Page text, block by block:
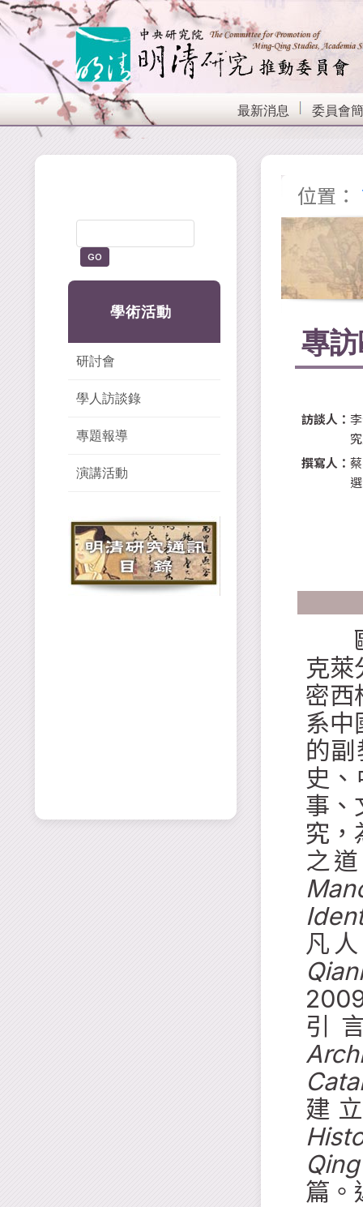
最新消息 委員會
學術活動
研討會
學人訪談錄
專題報導
演講活動
位置：
專
訪談人：
撰寫人：
歐
克萊
密西
系中
的
史
事、
究，
之
凡
引
建
篇。